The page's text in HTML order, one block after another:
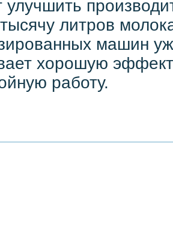
улучшить
литров
машин
хорошую
работу.